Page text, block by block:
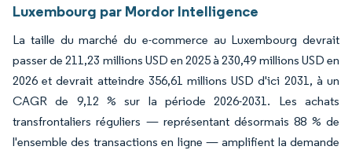
Luxembourg par Mordor Intelligence
La taille du marché du e-commerce au Luxembourg devrait
passer de 211,23 millions USD en 2025 à 230,49 millions USD en
2026 et devrait atteindre 356,61 millions USD d'ici 2031, à un
CAGR de 9,12 % sur la période 2026-2031. Les achats
transfrontaliers réguliers — représentant désormais 88 % de
l'ensemble des transactions en ligne — amplifient la demande